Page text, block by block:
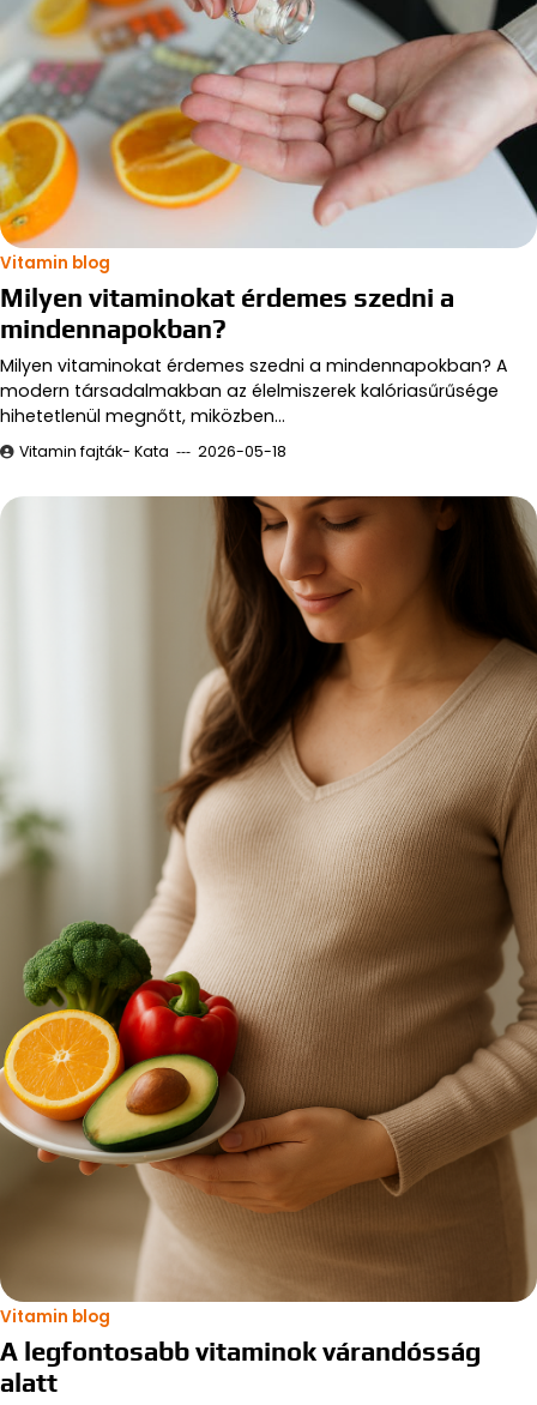
Vitamin blog
Milyen vitaminokat érdemes szedni a
mindennapokban?
Milyen vitaminokat érdemes szedni a mindennapokban? A
modern társadalmakban az élelmiszerek kalóriasűrűsége
hihetetlenül megnőtt, miközben…
Vitamin fajták- Kata 2026-05-18
Vitamin blog
A legfontosabb vitaminok várandósság
alatt